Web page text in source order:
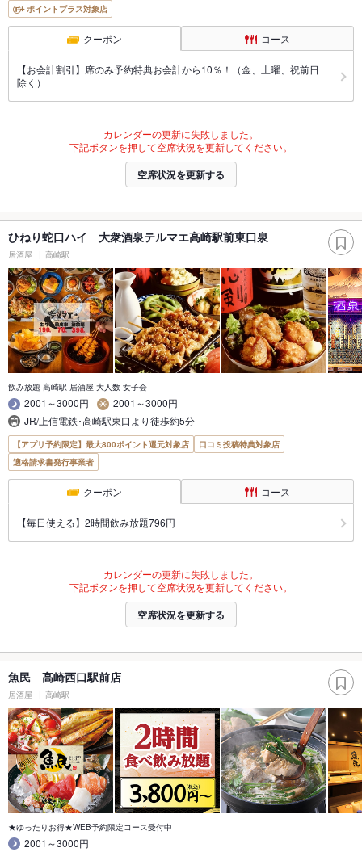
ポイントプラス対象店
クーポン コース
【お会計割引】席のみ予約特典お会計から10％！（金、土曜、祝前日
除く）
カレンダーの更新に失敗しました。
下記ボタンを押して空席状況を更新してください。
空席状況を更新する
ひねり蛇口ハイ 大衆酒泉テルマエ高崎駅前東口泉
居酒屋 高崎駅
飲み放題 高崎駅 居酒屋 大人数 女子会
2001～3000円
2001～3000円
JR/上信電鉄･高崎駅東口より徒歩約5分
【アプリ予約限定】最大800ポイント還元対象店
口コミ投稿特典対象店
適格請求書発行事業者
クーポン コース
【毎日使える】2時間飲み放題796円
カレンダーの更新に失敗しました。
下記ボタンを押して空席状況を更新してください。
空席状況を更新する
魚民 高崎西口駅前店
居酒屋 高崎駅
★ゆったりお得★WEB予約限定コース受付中
2001～3000円